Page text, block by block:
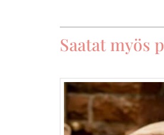
Saatat myös